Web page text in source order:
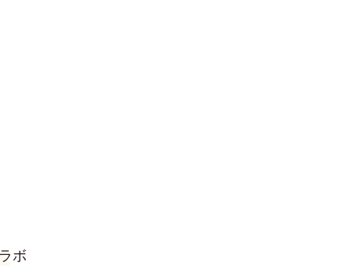
ボ